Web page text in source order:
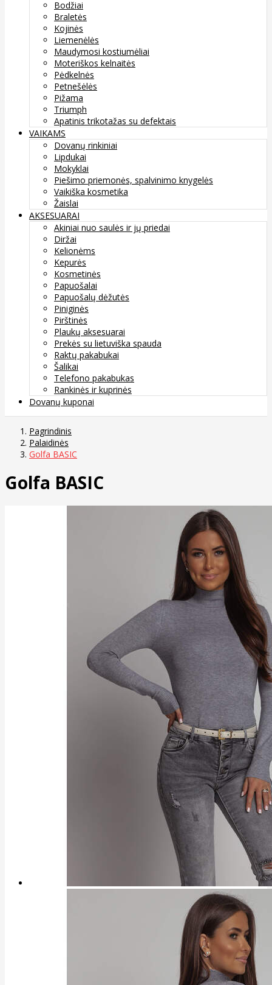
Bodžiai
Braletės
Kojinės
Liemenėlės
Maudymosi kostiumėliai
Moteriškos kelnaitės
Pėdkelnės
Petnešėlės
Pižama
Triumph
Apatinis trikotažas su defektais
VAIKAMS
Dovanų rinkiniai
Lipdukai
Mokyklai
Piešimo priemonės, spalvinimo knygelės
Vaikiška kosmetika
Žaislai
AKSESUARAI
Akiniai nuo saulės ir jų priedai
Diržai
Kelionėms
Kepurės
Kosmetinės
Papuošalai
Papuošalų dėžutės
Piniginės
Pirštinės
Plaukų aksesuarai
Prekės su lietuviška spauda
Raktų pakabukai
Šalikai
Telefono pakabukas
Rankinės ir kuprinės
Dovanų kuponai
Pagrindinis
Palaidinės
Golfa BASIC
Golfa BASIC